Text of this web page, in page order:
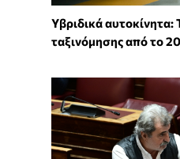
Υβριδικά αυτοκίνητα:
ταξινόμησης από το